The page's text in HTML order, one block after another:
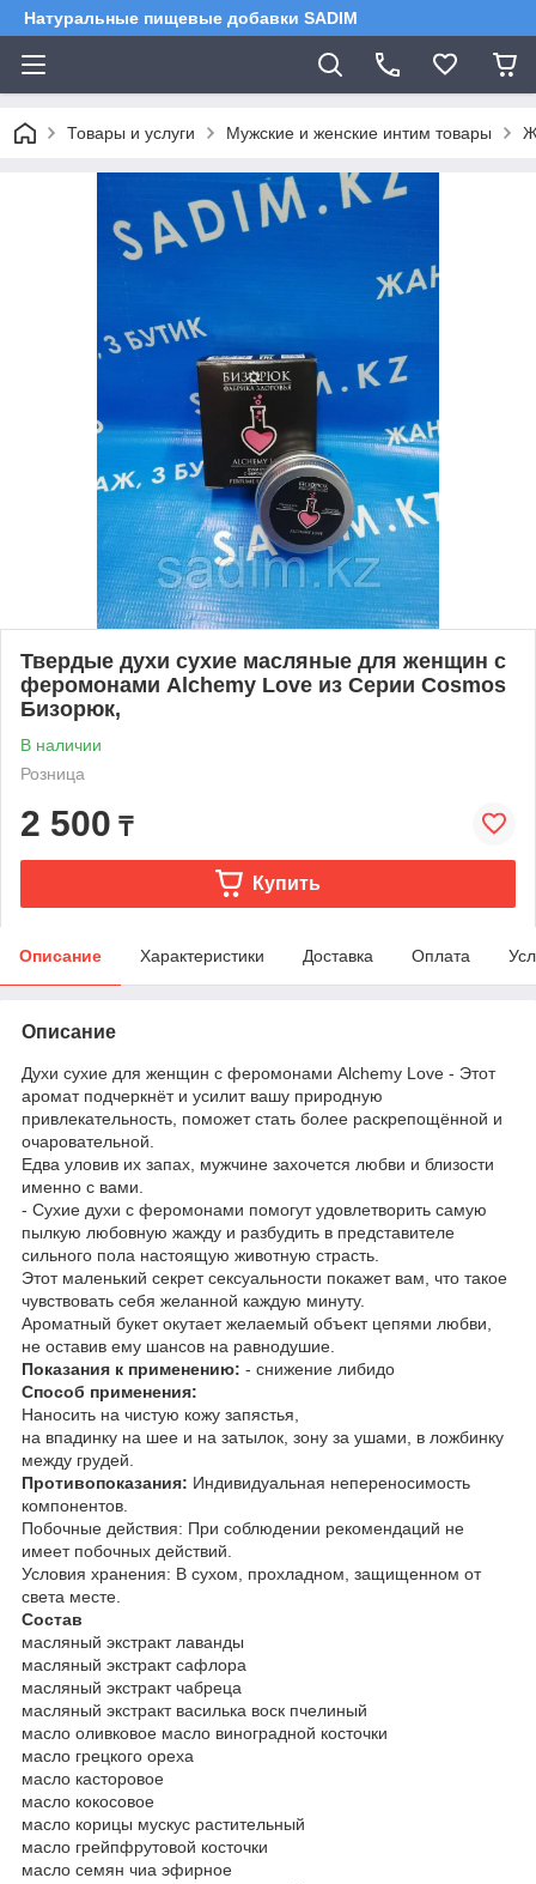
Натуральные пищевые добавки SADIM
Товары и услуги Мужские и женские интим товары
Твердые духи cухие масляные для женщин с
феромонами Alchemy Love из Серии Cosmos
Бизорюк,
В наличии
Розница
2 500 ₸
Купить
Описание Характеристики Доставка Оплата
Описание
Духи cухие для женщин с феромонами Alchemy Love - Этот
аромат подчеркнёт и усилит вашу природную
привлекательность, поможет стать более раскрепощённой и
очаровательной.
Едва уловив их запах, мужчине захочется любви и близости
именно с вами.
- Сухие духи с феромонами помогут удовлетворить самую
пылкую любовную жажду и разбудить в представителе
сильного пола настоящую животную страсть.
Этот маленький секрет сексуальности покажет вам, что такое
чувствовать себя желанной каждую минуту.
Ароматный букет окутает желаемый объект цепями любви,
не оставив ему шансов на равнодушие.
Показания к применению: - снижение либидо
Способ применения:
Наносить на чистую кожу запястья,
на впадинку на шее и на затылок, зону за ушами, в ложбинку
между грудей.
Противопоказания: Индивидуальная непереносимость
компонентов.
Побочные действия: При соблюдении рекомендаций не
имеет побочных действий.
Условия хранения: В сухом, прохладном, защищенном от
света месте.
Состав
масляный экстракт лаванды
масляный экстракт сафлора
масляный экстракт чабреца
масляный экстракт василька воск пчелиный
масло оливковое масло виноградной косточки
масло грецкого ореха
масло касторовое
масло кокосовое
масло корицы мускус растительный
масло грейпфрутовой косточки
масло семян чиа эфирное